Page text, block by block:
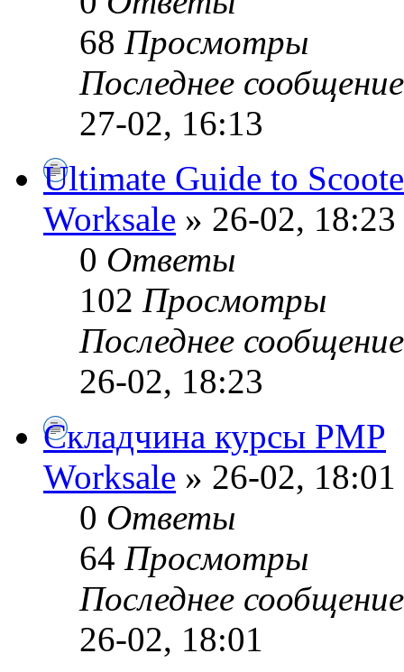
68 Просмотры
Последнее
27-02, 16:13
Ultimate Guide to
Worksale » 26-02, 18:23
0 Ответы
102 Просмотры
Последнее
26-02, 18:23
Складчина курсы PMP
Worksale » 26-02, 18:01
0 Ответы
64 Просмотры
Последнее
26-02, 18:01